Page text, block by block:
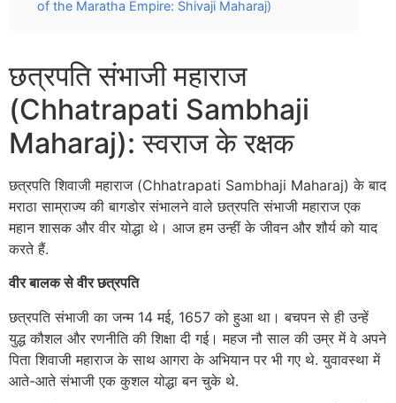
of the Maratha Empire: Shivaji Maharaj)
छत्रपति संभाजी महाराज
(Chhatrapati Sambhaji
Maharaj): स्वराज के रक्षक
छत्रपति शिवाजी महाराज (Chhatrapati Sambhaji Maharaj) के बाद
मराठा साम्राज्य की बागडोर संभालने वाले छत्रपति संभाजी महाराज एक
महान शासक और वीर योद्धा थे। आज हम उन्हीं के जीवन और शौर्य को याद
करते हैं.
वीर बालक से वीर छत्रपति
छत्रपति संभाजी का जन्म 14 मई, 1657 को हुआ था। बचपन से ही उन्हें
युद्ध कौशल और रणनीति की शिक्षा दी गई। महज नौ साल की उम्र में वे अपने
पिता शिवाजी महाराज के साथ आगरा के अभियान पर भी गए थे. युवावस्था में
आते-आते संभाजी एक कुशल योद्धा बन चुके थे.